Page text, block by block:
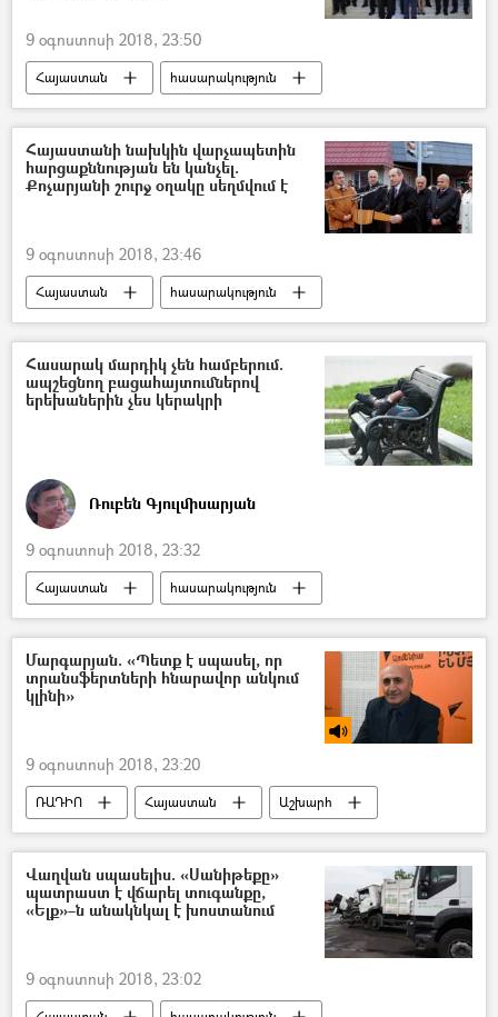
9 օգոստոսի 2018, 23:50
Հայաստան
հասարակություն
Քաղաքականություն
Նիկոլ Փաշինյան
Հայաստանի նախկին վարչապետին
հարցաքննության են կանչել.
Քոչարյանի շուրջ օղակը սեղմվում է
9 օգոստոսի 2018, 23:46
Հայաստան
հասարակություն
Քաղաքականություն
ՀՀ ազգային անվտանգության ծառայություն. ԱԱԾ
Հավաքական անվտանգության պայմանագիր կազմակերպություն (ՀԱՊԿ)
Ռոբերտ Քոչարյան
Հասարակ մարդիկ չեն համբերում.
ապշեցնող բացահայտումներով
երեխաներին չես կերակրի
Ռուբեն Գյուլմիսարյան
9 օգոստոսի 2018, 23:32
Հայաստան
հասարակություն
Քաղաքականություն
Հեղինակներ
Տնտեսություն
Մարգարյան. «Պետք է սպասել, որ
տրանսֆերտների հնարավոր անկում
կլինի»
9 օգոստոսի 2018, 23:20
ՌԱԴԻՈ Հայաստան
Աշխարհ
Տնտեսություն
Ռուսաստան
Ամերիկայի Միացյալ Նահանգներ
Վաղվան սպասելիս. «Սանիթեքը»
պատրաստ է վճարել տուգանքը,
«Ելք»–ն անակնկալ է խոստանում
9 օգոստոսի 2018, 23:02